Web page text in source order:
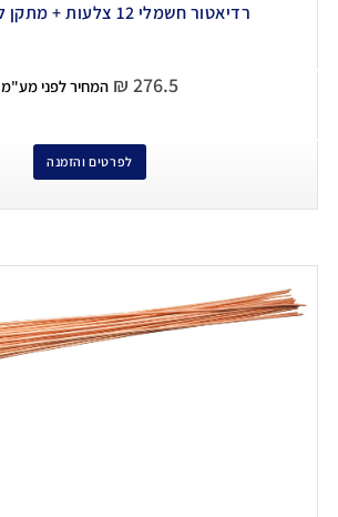
רדיאטור חשמלי 12 צלעות + מתקן לחות שחור
₪ 276.5 המחיר לפני מע"מ
לפרטים והזמנה